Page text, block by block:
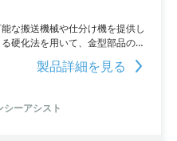
な搬送機械や仕分け機を提供し
硬化法を用いて、金型部品の耐
プラスチックから金属部品まで
製品詳細を見る
ーアシスト